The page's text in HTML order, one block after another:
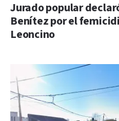
Jurado popular
Benítez por el
Leoncino